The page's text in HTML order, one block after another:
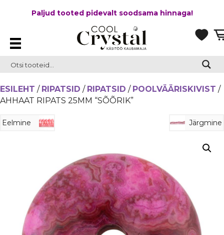
Paljud tooted pidevalt soodsama hinnaga!
ESILEHT / RIPATSID / RIPATSID / POOLVÄÄRISKIVIST /
AHHAAT RIPATS 25MM “SÕÕRIK”
Eelmine Järgmine